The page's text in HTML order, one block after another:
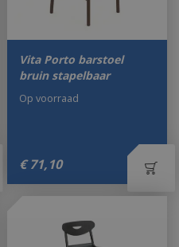
Vita Porto barstoel
bruin stapelbaar
€ 71,10
Op voorraad